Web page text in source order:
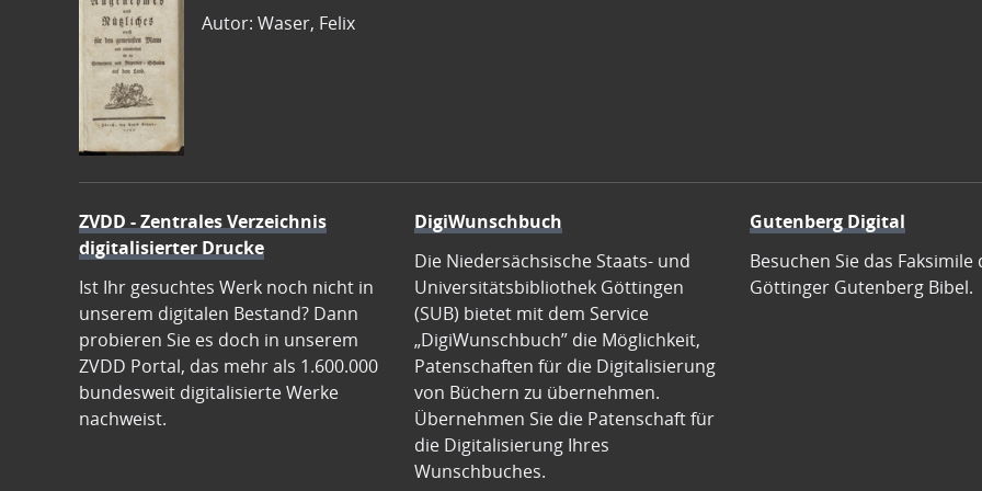
Autor: Waser, Felix
ZVDD - Zentrales Verzeichnis
digitalisierter Drucke
Ist Ihr gesuchtes Werk noch nicht in
unserem digitalen Bestand? Dann
probieren Sie es doch in unserem
ZVDD Portal, das mehr als 1.600.000
bundesweit digitalisierte Werke
nachweist.
DigiWunschbuch
Die Niedersächsische Staats- und
Universitätsbibliothek Göttingen
(SUB) bietet mit dem Service
„DigiWunschbuch” die Möglichkeit,
Patenschaften für die Digitalisierung
von Büchern zu übernehmen.
Übernehmen Sie die Patenschaft für
die Digitalisierung Ihres
Wunschbuches.
Gutenberg Digital
Besuchen Sie das Faksimile
Göttinger Gutenberg Bibel.